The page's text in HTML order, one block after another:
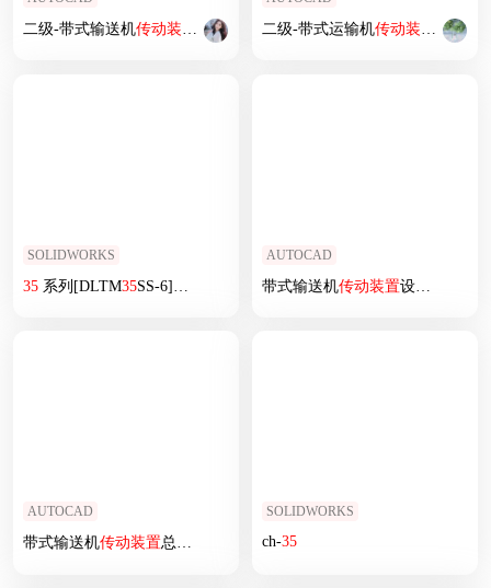
二级-带式输送机传动装置 （5） 二级-带式运输机传动装置 （1）
SOLIDWORKS
35系列[DLTM35SS-6]管状电机
AUTOCAD
带式输送机传动装置设计(论文+DWG图纸)
AUTOCAD
带式输送机传动装置总装配图
SOLIDWORKS
ch-35